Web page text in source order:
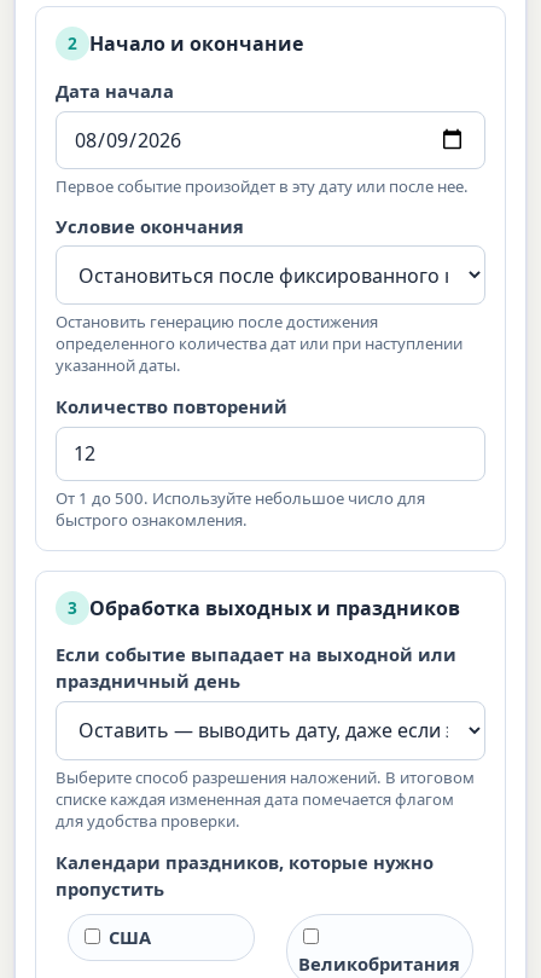
2 Начало и окончание
Дата начала
Первое событие произойдет в эту дату или после нее.
Условие окончания
Остановить генерацию после достижения
определенного количества дат или при наступлении
указанной даты.
Количество повторений
От 1 до 500. Используйте небольшое число для
быстрого ознакомления.
3 Обработка выходных и праздников
Если событие выпадает на выходной или
праздничный день
Выберите способ разрешения наложений. В итоговом
списке каждая измененная дата помечается флагом
для удобства проверки.
Календари праздников, которые нужно
пропустить
США
Великобритания